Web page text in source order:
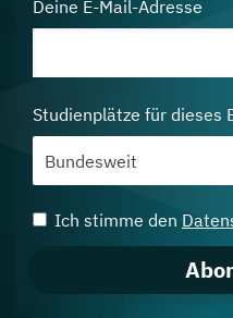
Deine E-Mail-Adresse
Studienplätze für dieses
Ich stimme den